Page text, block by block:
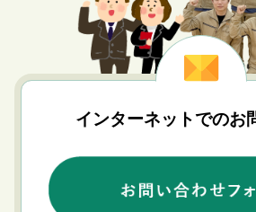
インターネットでのお